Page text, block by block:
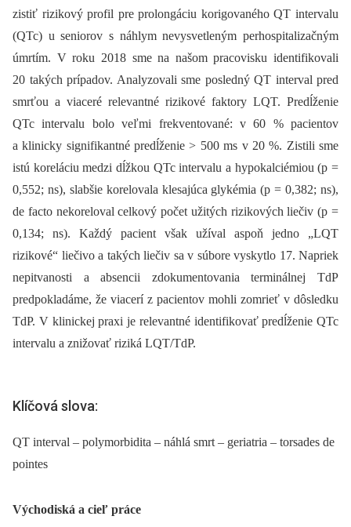
zistiť rizikový profil pre prolongáciu korigovaného QT intervalu
(QTc) u seniorov s náhlym nevysvetleným perhospitalizačným
úmrtím. V roku 2018 sme na našom pracovisku identifikovali
20 takých prípadov. Analyzovali sme posledný QT interval pred
smrťou a viaceré relevantné rizikové faktory LQT. Predĺženie
QTc intervalu bolo veľmi frekventované: v 60 % pacientov
a klinicky signifikantné predĺženie > 500 ms v 20 %. Zistili sme
istú koreláciu medzi dĺžkou QTc intervalu a hypokalciémiou (p =
0,552; ns), slabšie korelovala klesajúca glykémia (p = 0,382; ns),
de facto nekoreloval celkový počet užitých rizikových liečiv (p =
0,134; ns). Každý pacient však užíval aspoň jedno „LQT
rizikové“ liečivo a takých liečiv sa v súbore vyskytlo 17. Napriek
nepitvanosti a absencii zdokumentovania terminálnej TdP
predpokladáme, že viacerí z pacientov mohli zomrieť v dôsledku
TdP. V klinickej praxi je relevantné identifikovať predĺženie QTc
intervalu a znižovať riziká LQT/TdP.
Klíčová slova:
QT interval – polymorbidita – náhlá smrt – geriatria – torsades de
pointes
Východiská a cieľ práce